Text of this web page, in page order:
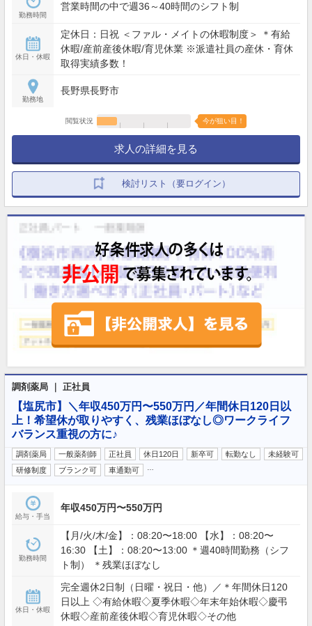
勤務時間
営業時間の中で週36～40時間のシフト制
休日・休暇
定休日：日祝 ＜ファル・メイトの休暇制度＞ ＊有給
休暇/産前産後休暇/育児休業 ※派遣社員の産休・育休
取得実績多数！
勤務地
長野県長野市
閲覧状況 今が狙い目！
求人の詳細を見る
検討リスト（要ログイン）
調剤薬局 ｜ 正社員
【塩尻市】＼年収450万円〜550万円／年間休日120日以
上！希望休が取りやすく、残業ほぼなし◎ワークライフ
バランス重視の方に♪
調剤薬局 一般薬剤師 正社員 休日120日 新卒可 転勤なし
未経験可
研修制度
ブランク可 車通勤可
給与・手当
年収450万円〜550万円
勤務時間
【月/火/木/金】：08:20〜18:00 【水】：08:20〜
16:30 【土】：08:20〜13:00 ＊週40時間勤務（シフ
ト制） ＊残業ほぼなし
休日・休暇
完全週休2日制（日曜・祝日・他）／＊年間休日120
日以上 ◇有給休暇◇夏季休暇◇年末年始休暇◇慶弔
休暇◇産前産後休暇◇育児休暇◇その他